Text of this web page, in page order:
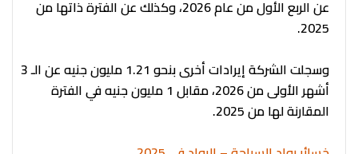
عن الربع الأول من عام 2026، وكذلك عن الفترة ذاتها من
2025.
وسجلت الشركة إيرادات أخرى بنحو 1.21 مليون جنيه عن الـ 3
أشهر الأولى من 2026، مقابل 1 مليون جنيه في الفترة
المقارنة لها من 2025.